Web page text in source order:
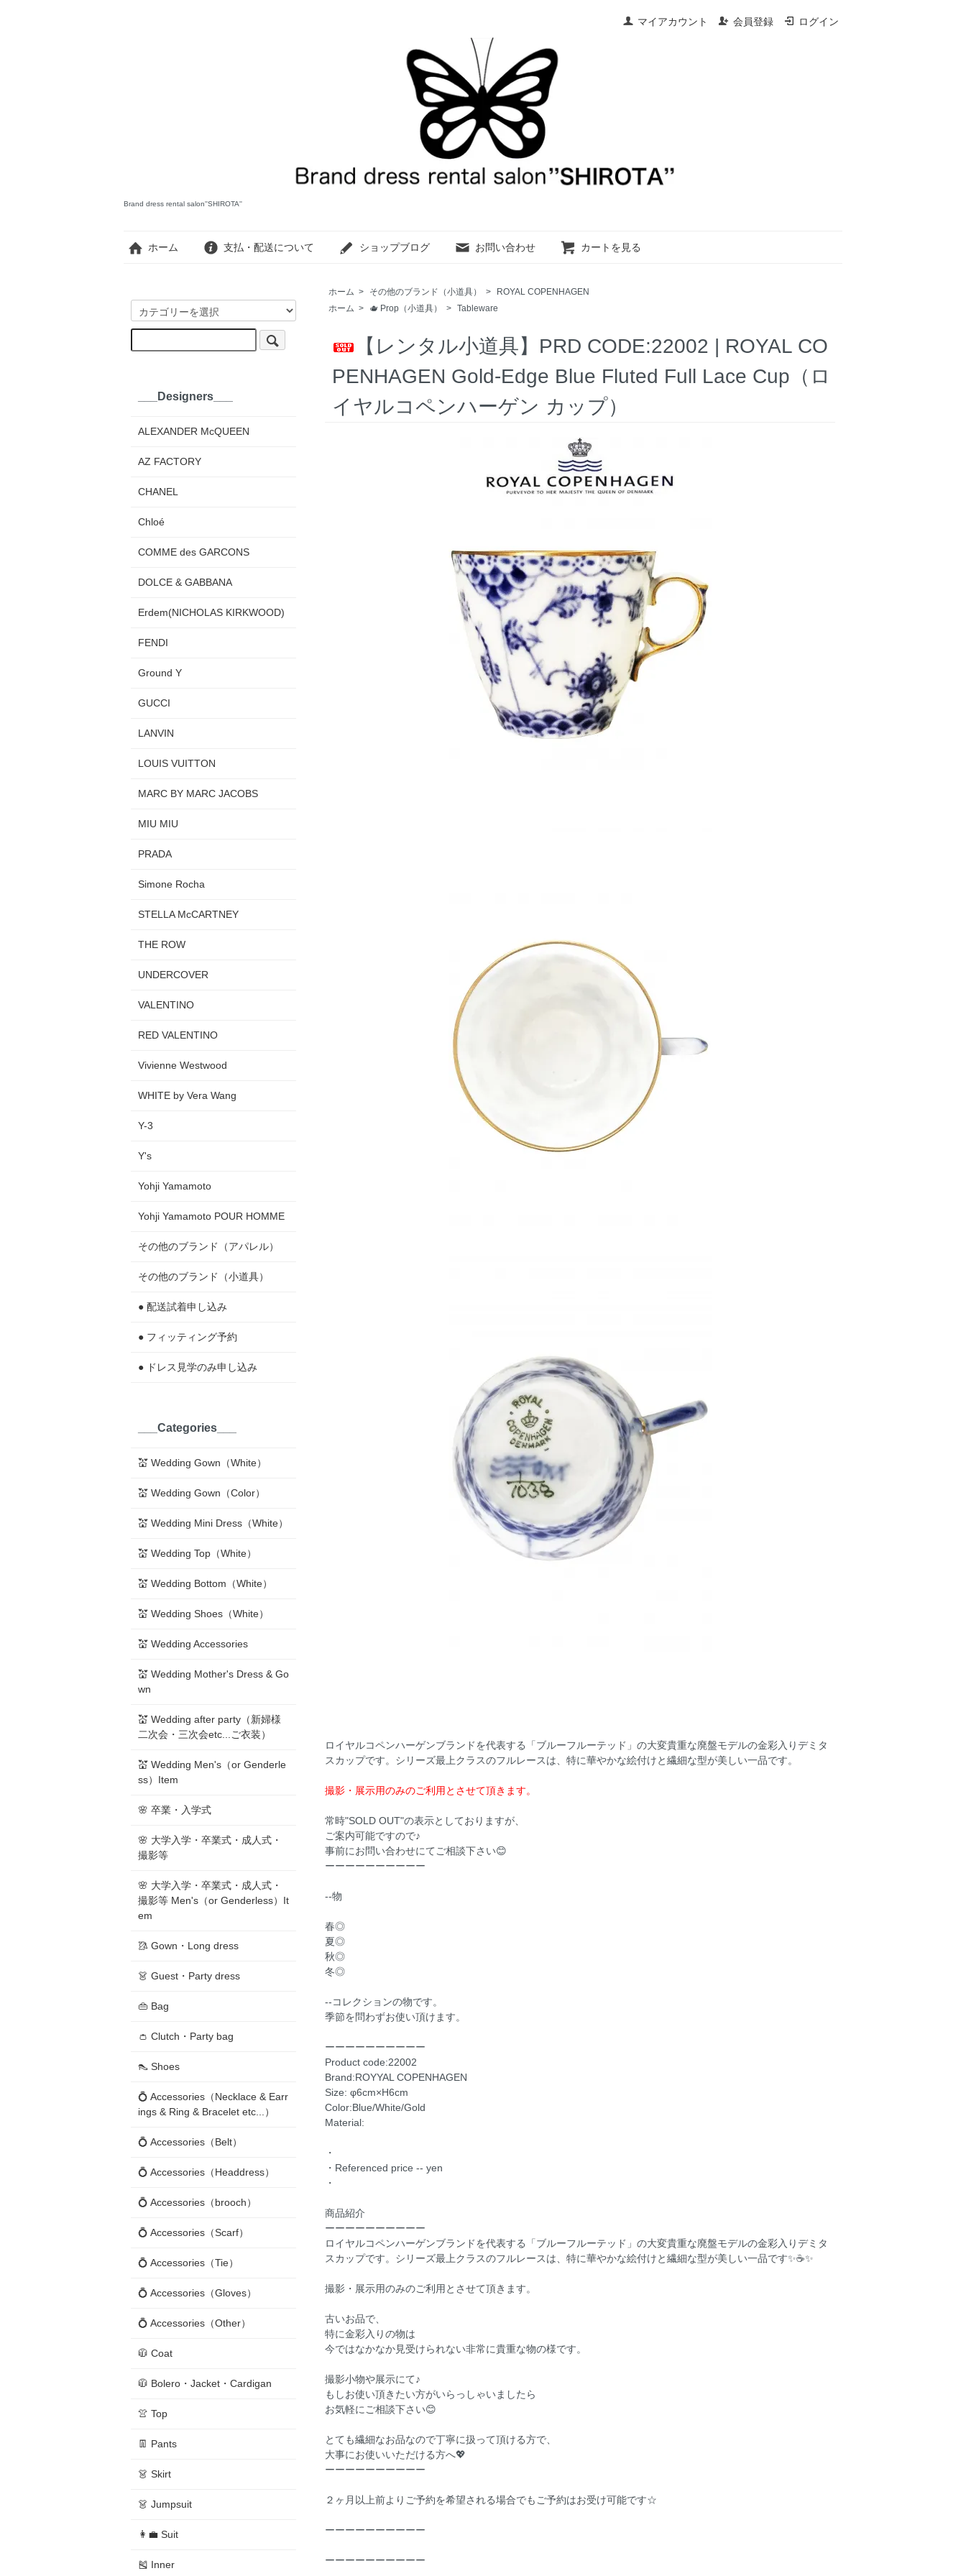
マイアカウント 会員登録 ログイン
Brand dress rental salon''SHIROTA''
ホーム 支払・配送について ショップブログ お問い合わせ カートを見る
ホーム > その他のブランド（小道具） >
ROYAL COPENHAGEN
ホーム > 🫖 Prop（小道具） > Tableware
【レンタル小道具】PRD CODE:22002 | ROYAL CO
PENHAGEN Gold-Edge Blue Fluted Full Lace Cup（ロ
イヤルコペンハーゲン カップ）
ロイヤルコペンハーゲンブランドを代表する「ブルーフルーテッド」の大変貴重な廃盤モデルの金彩入りデミタ
スカップです。シリーズ最上クラスのフルレースは、特に華やかな絵付けと繊細な型が美しい一品です。
撮影・展示用のみのご利用とさせて頂きます。
常時"SOLD OUT"の表示としておりますが、
ご案内可能ですので♪
事前にお問い合わせにてご相談下さい😊
ーーーーーーーーーー
--物
春◎
夏◎
秋◎
冬◎
--コレクションの物です。
季節を問わずお使い頂けます。
ーーーーーーーーーー
Product code:22002
Brand:ROYYAL COPENHAGEN
Size: φ6cm×H6cm
Color:Blue/White/Gold
Material:
・
・Referenced price -- yen
・
商品紹介
ーーーーーーーーーー
ロイヤルコペンハーゲンブランドを代表する「ブルーフルーテッド」の大変貴重な廃盤モデルの金彩入りデミタ
スカップです。シリーズ最上クラスのフルレースは、特に華やかな絵付けと繊細な型が美しい一品です✨☕️✨
撮影・展示用のみのご利用とさせて頂きます。
古いお品で、
特に金彩入りの物は
今ではなかなか見受けられない非常に貴重な物の様です。
撮影小物や展示にて♪
もしお使い頂きたい方がいらっしゃいましたら
お気軽にご相談下さい😊
とても繊細なお品なので丁寧に扱って頂ける方で、
大事にお使いいただける方へ💖
ーーーーーーーーーー
２ヶ月以上前よりご予約を希望される場合でもご予約はお受け可能です☆
ーーーーーーーーーー
ーーーーーーーーーー
___Designers___
ALEXANDER McQUEEN
AZ FACTORY
CHANEL
Chloé
COMME des GARCONS
DOLCE & GABBANA
Erdem(NICHOLAS KIRKWOOD)
FENDI
Ground Y
GUCCI
LANVIN
LOUIS VUITTON
MARC BY MARC JACOBS
MIU MIU
PRADA
Simone Rocha
STELLA McCARTNEY
THE ROW
UNDERCOVER
VALENTINO
RED VALENTINO
Vivienne Westwood
WHITE by Vera Wang
Y-3
Y's
Yohji Yamamoto
Yohji Yamamoto POUR HOMME
その他のブランド（アパレル）
その他のブランド（小道具）
● 配送試着申し込み
● フィッティング予約
● ドレス見学のみ申し込み
___Categories___
💒 Wedding Gown（White）
💒 Wedding Gown（Color）
💒 Wedding Mini Dress（White）
💒 Wedding Top（White）
💒 Wedding Bottom（White）
💒 Wedding Shoes（White）
💒 Wedding Accessories
💒 Wedding Mother's Dress & Go
wn
💒 Wedding after party（新婦様
二次会・三次会etc...ご衣装）
💒 Wedding Men's（or Genderle
ss）Item
🌸 卒業・入学式
🌸 大学入学・卒業式・成人式・
撮影等
🌸 大学入学・卒業式・成人式・
撮影等 Men's（or Genderless）It
em
🥻 Gown・Long dress
👗 Guest・Party dress
👜 Bag
👛 Clutch・Party bag
👠 Shoes
💍 Accessories（Necklace & Earr
ings & Ring & Bracelet etc...）
💍 Accessories（Belt）
💍 Accessories（Headdress）
💍 Accessories（brooch）
💍 Accessories（Scarf）
💍 Accessories（Tie）
💍 Accessories（Gloves）
💍 Accessories（Other）
🧥 Coat
🧥 Bolero・Jacket・Cardigan
👚 Top
👖 Pants
👗 Skirt
👗 Jumpsuit
👩‍💼 Suit
🎽 Inner